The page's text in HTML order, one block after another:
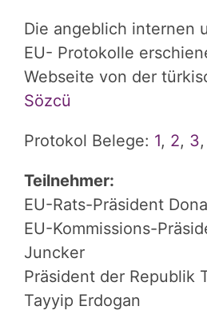
Die angeblich internen
EU- Protokolle
Webseite von der
Sözcü
Protokol Belege: 1, 2, 3,
Teilnehmer:
EU-Rats-Präsident
EU-Kommissions-
Juncker
Präsident der Republik
Tayyip Erdogan